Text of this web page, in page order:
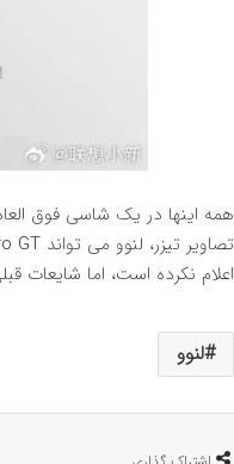
اعلام نکرده است، اما شایعات
لنوو